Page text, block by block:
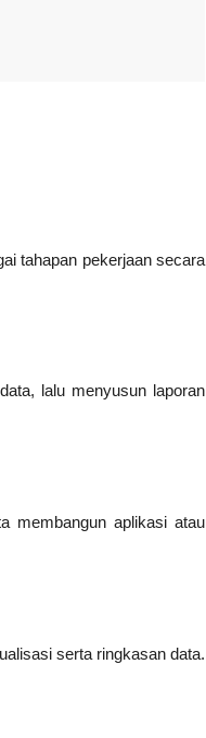
tahapan pekerjaan secara
lalu menyusun laporan
membangun aplikasi atau
serta ringkasan data.